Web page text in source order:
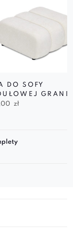
DO SOFY
GRAND
zł